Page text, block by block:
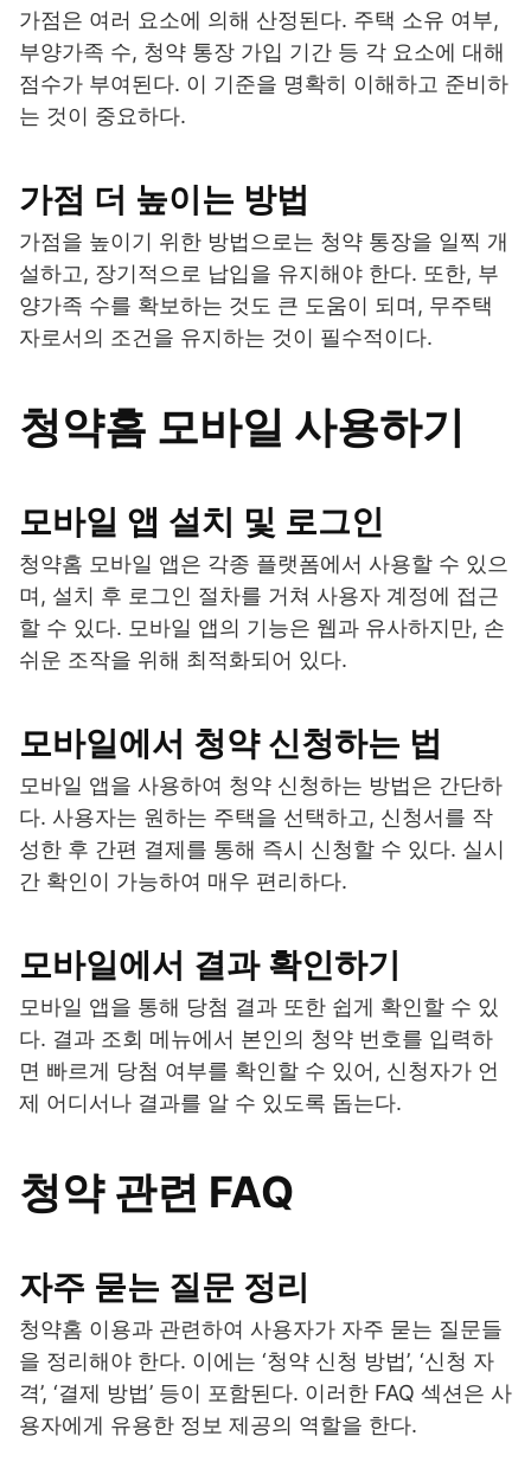
가점은 여러 요소에 의해 산정된다. 주택 소유 여부,
부양가족 수, 청약 통장 가입 기간 등 각 요소에 대해
점수가 부여된다. 이 기준을 명확히 이해하고 준비하
는 것이 중요하다.
가점 더 높이는 방법
가점을 높이기 위한 방법으로는 청약 통장을 일찍 개
설하고, 장기적으로 납입을 유지해야 한다. 또한, 부
양가족 수를 확보하는 것도 큰 도움이 되며, 무주택
자로서의 조건을 유지하는 것이 필수적이다.
청약홈 모바일 사용하기
모바일 앱 설치 및 로그인
청약홈 모바일 앱은 각종 플랫폼에서 사용할 수 있으
며, 설치 후 로그인 절차를 거쳐 사용자 계정에 접근
할 수 있다. 모바일 앱의 기능은 웹과 유사하지만, 손
쉬운 조작을 위해 최적화되어 있다.
모바일에서 청약 신청하는 법
모바일 앱을 사용하여 청약 신청하는 방법은 간단하
다. 사용자는 원하는 주택을 선택하고, 신청서를 작
성한 후 간편 결제를 통해 즉시 신청할 수 있다. 실시
간 확인이 가능하여 매우 편리하다.
모바일에서 결과 확인하기
모바일 앱을 통해 당첨 결과 또한 쉽게 확인할 수 있
다. 결과 조회 메뉴에서 본인의 청약 번호를 입력하
면 빠르게 당첨 여부를 확인할 수 있어, 신청자가 언
제 어디서나 결과를 알 수 있도록 돕는다.
청약 관련 FAQ
자주 묻는 질문 정리
청약홈 이용과 관련하여 사용자가 자주 묻는 질문들
을 정리해야 한다. 이에는 ‘청약 신청 방법’, ‘신청 자
격’, ‘결제 방법’ 등이 포함된다. 이러한 FAQ 섹션은 사
용자에게 유용한 정보 제공의 역할을 한다.